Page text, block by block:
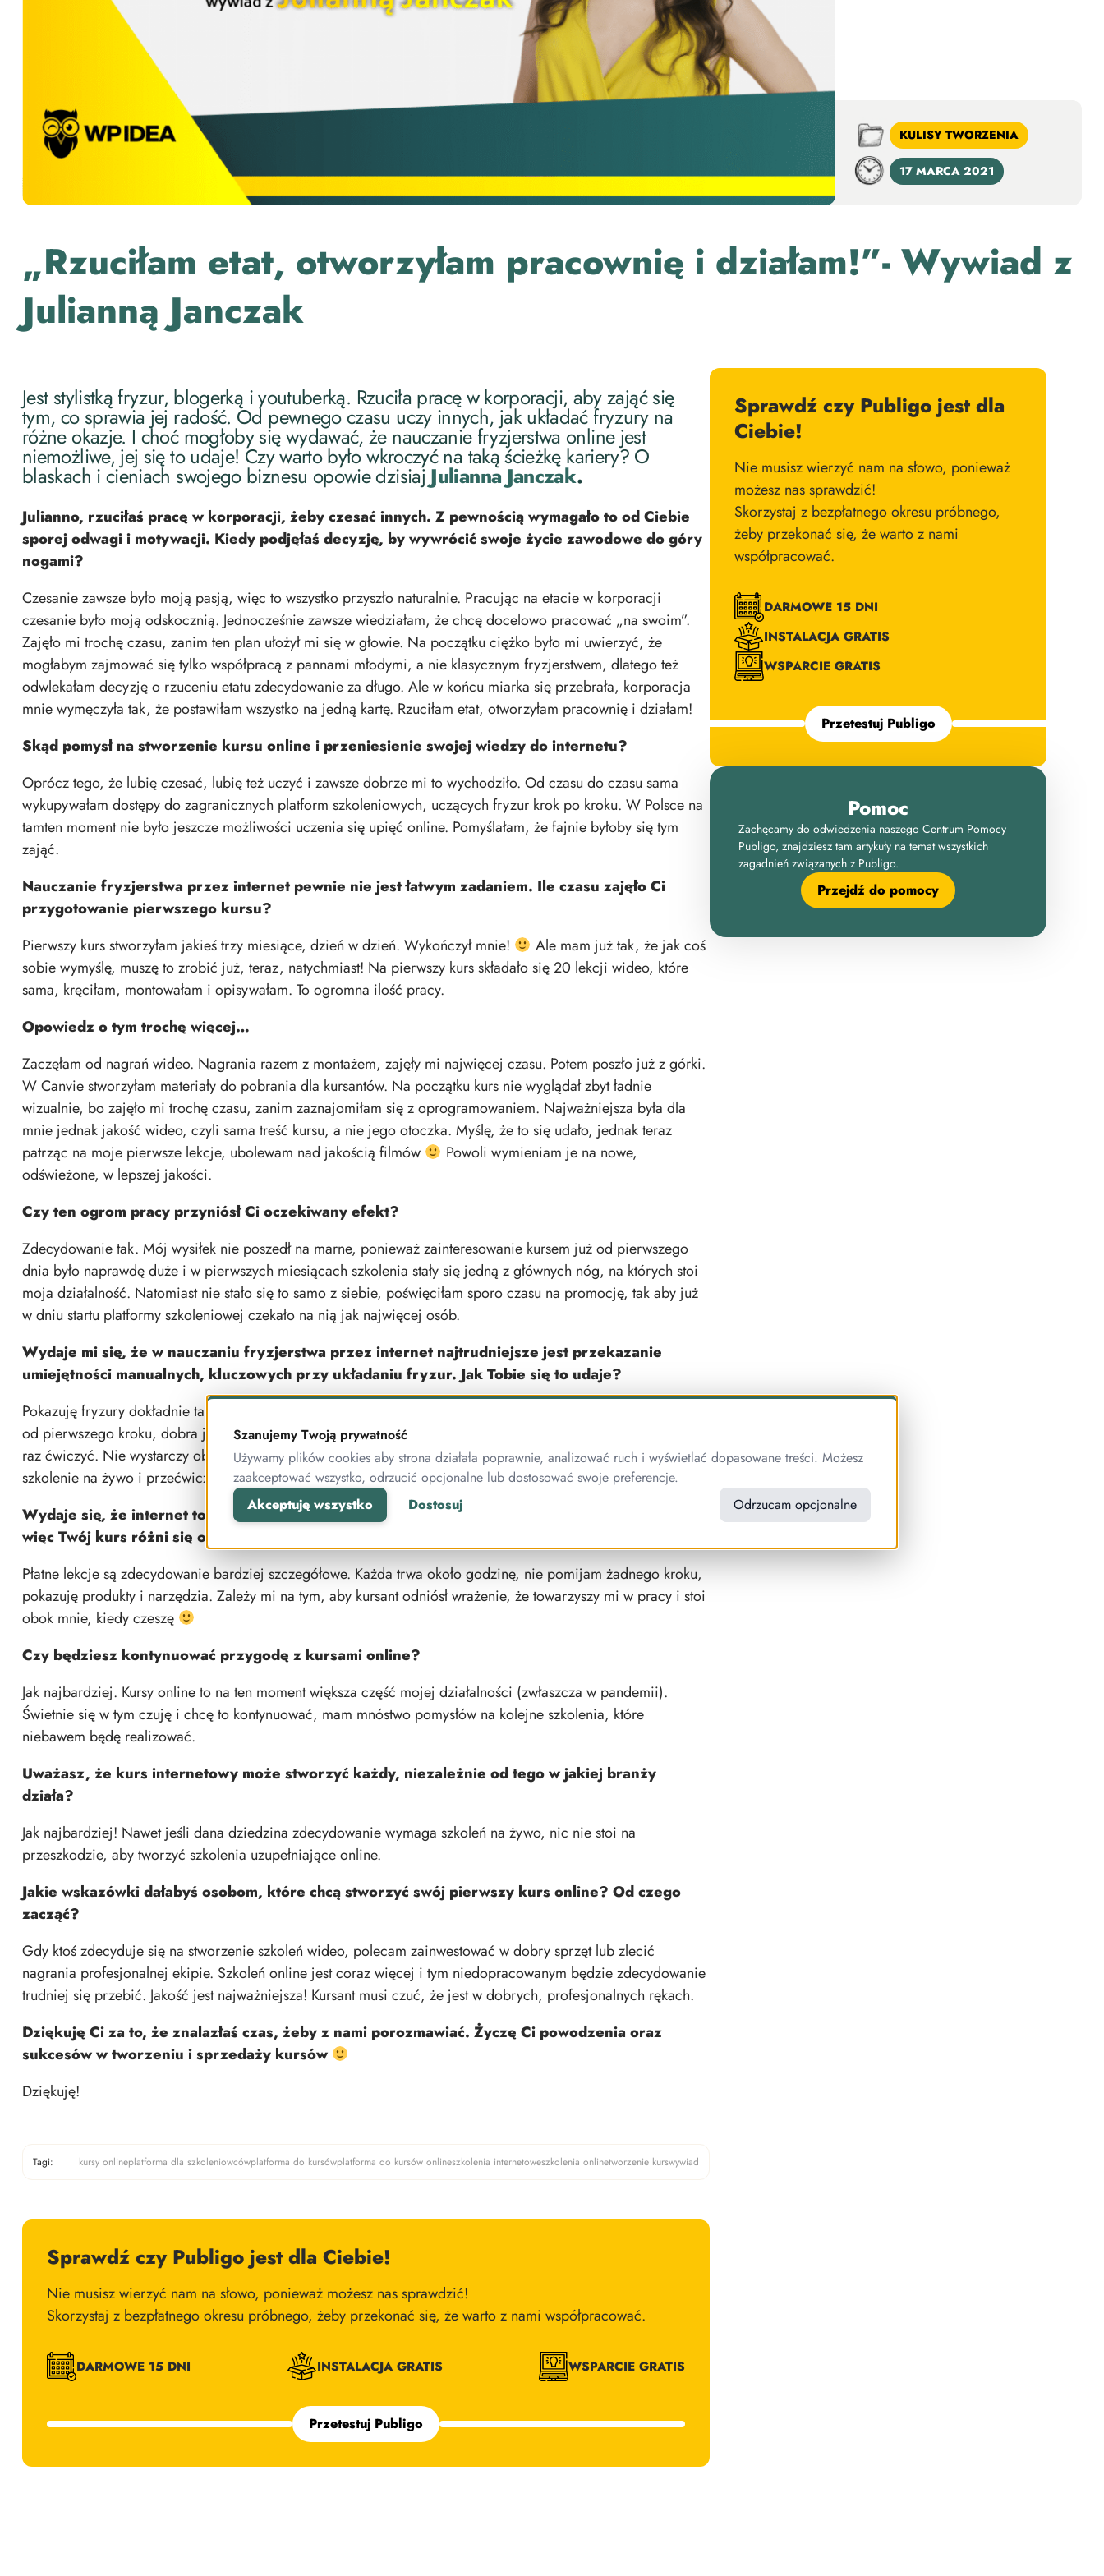
KULISY TWORZENIA
17 MARCA 2021
„Rzuciłam etat, otworzyłam pracownię i działam!”- Wywiad z
Julianną Janczak
Jest stylistką fryzur, blogerką i youtuberką. Rzuciła pracę w korporacji, aby zająć się
tym, co sprawia jej radość. Od pewnego czasu uczy innych, jak układać fryzury na
różne okazje. I choć mogłoby się wydawać, że nauczanie fryzjerstwa online jest
niemożliwe, jej się to udaje! Czy warto było wkroczyć na taką ścieżkę kariery? O
blaskach i cieniach swojego biznesu opowie dzisiajJulianna Janczak.
Julianno, rzuciłaś pracę w korporacji, żeby czesać innych. Z pewnością wymagało to od Ciebie
sporej odwagi i motywacji. Kiedy podjęłaś decyzję, by wywrócić swoje życie zawodowe do góry
nogami?
Czesanie zawsze było moją pasją, więc to wszystko przyszło naturalnie. Pracując na etacie w korporacji
czesanie było moją odskocznią. Jednocześnie zawsze wiedziałam, że chcę docelowo pracować „na swoim”.
Zajęło mi trochę czasu, zanim ten plan ułożył mi się w głowie. Na początku ciężko było mi uwierzyć, że
mogłabym zajmować się tylko współpracą z pannami młodymi, a nie klasycznym fryzjerstwem, dlatego też
odwlekałam decyzję o rzuceniu etatu zdecydowanie za długo. Ale w końcu miarka się przebrała, korporacja
mnie wymęczyła tak, że postawiłam wszystko na jedną kartę. Rzuciłam etat, otworzyłam pracownię i działam!
Skąd pomysł na stworzenie kursu online i przeniesienie swojej wiedzy do internetu?
Oprócz tego, że lubię czesać, lubię też uczyć i zawsze dobrze mi to wychodziło. Od czasu do czasu sama
wykupywałam dostępy do zagranicznych platform szkoleniowych, uczących fryzur krok po kroku. W Polsce na
tamten moment nie było jeszcze możliwości uczenia się upięć online. Pomyślałam, że fajnie byłoby się tym
zająć.
Nauczanie fryzjerstwa przez internet pewnie nie jest łatwym zadaniem. Ile czasu zajęło Ci
przygotowanie pierwszego kursu?
Pierwszy kurs stworzyłam jakieś trzy miesiące, dzień w dzień. Wykończył mnie!
Ale mam już tak, że jak coś
sobie wymyślę, muszę to zrobić już, teraz, natychmiast! Na pierwszy kurs składało się 20 lekcji wideo, które
sama, kręciłam, montowałam i opisywałam. To ogromna ilość pracy.
Opowiedz o tym trochę więcej…
Zaczęłam od nagrań wideo. Nagrania razem z montażem, zajęły mi najwięcej czasu. Potem poszło już z górki.
W Canvie stworzyłam materiały do pobrania dla kursantów. Na początku kurs nie wyglądał zbyt ładnie
wizualnie, bo zajęło mi trochę czasu, zanim zaznajomiłam się z oprogramowaniem. Najważniejsza była dla
mnie jednak jakość wideo, czyli sama treść kursu, a nie jego otoczka. Myślę, że to się udało, jednak teraz
patrząc na moje pierwsze lekcje, ubolewam nad jakością filmów
Powoli wymieniam je na nowe,
odświeżone, w lepszej jakości.
Czy ten ogrom pracy przyniósł Ci oczekiwany efekt?
Zdecydowanie tak. Mój wysiłek nie poszedł na marne, ponieważ zainteresowanie kursem już od pierwszego
dnia było naprawdę duże i w pierwszych miesiącach szkolenia stały się jedną z głównych nóg, na których stoi
moja działalność. Natomiast nie stało się to samo z siebie, poświęciłam sporo czasu na promocję, tak aby już
w dniu startu platformy szkoleniowej czekało na nią jak najwięcej osób.
Wydaje mi się, że w nauczaniu fryzjerstwa przez internet najtrudniejsze jest przekazanie
umiejętności manualnych, kluczowych przy układaniu fryzur. Jak Tobie się to udaje?
Pokazuję fryzury dokładnie tak, jak robiłabym to na szkoleniu na żywo. Bliskie kadry, szczegółowe tłumaczenie
od pierwszego kroku, dobra jakość video. Reszta leży po stronie kursanta – musi ćwiczyć, ćwiczyć i jeszcze
raz ćwiczyć. Nie wystarczy obejrzeć szkolenia, żeby nauczyć się fryzury, tak jak nie wystarczy pójść na
szkolenie na żywo i przećwiczyć na nim materiał tylko raz. To wymaga ciągłej pracy.
Wydaje się, że internet to miejsce, w którym można dostać mnóstwo darmowej wiedzy. Czym
więc Twój kurs różni się od tutoriali dostępnych w internecie?
Płatne lekcje są zdecydowanie bardziej szczegółowe. Każda trwa około godzinę, nie pomijam żadnego kroku,
pokazuję produkty i narzędzia. Zależy mi na tym, aby kursant odniósł wrażenie, że towarzyszy mi w pracy i stoi
obok mnie, kiedy czeszę
Czy będziesz kontynuować przygodę z kursami online?
Jak najbardziej. Kursy online to na ten moment większa część mojej działalności (zwłaszcza w pandemii).
Świetnie się w tym czuję i chcę to kontynuować, mam mnóstwo pomysłów na kolejne szkolenia, które
niebawem będę realizować.
Uważasz, że kurs internetowy może stworzyć każdy, niezależnie od tego w jakiej branży
działa?
Jak najbardziej! Nawet jeśli dana dziedzina zdecydowanie wymaga szkoleń na żywo, nic nie stoi na
przeszkodzie, aby tworzyć szkolenia uzupełniające online.
Jakie wskazówki dałabyś osobom, które chcą stworzyć swój pierwszy kurs online? Od czego
zacząć?
Gdy ktoś zdecyduje się na stworzenie szkoleń wideo, polecam zainwestować w dobry sprzęt lub zlecić
nagrania profesjonalnej ekipie. Szkoleń online jest coraz więcej i tym niedopracowanym będzie zdecydowanie
trudniej się przebić. Jakość jest najważniejsza! Kursant musi czuć, że jest w dobrych, profesjonalnych rękach.
Dziękuję Ci za to, że znalazłaś czas, żeby z nami porozmawiać. Życzę Ci powodzenia oraz
sukcesów w tworzeniu i sprzedaży kursów
Dziękuję!
Tagi: kursy onlineplatforma dla szkoleniowcówplatforma do kursówplatforma do kursów onlineszkolenia internetoweszkolenia onlinetworzenie kurswywiad
Sprawdź czy Publigo jest dla Ciebie!
Nie musisz wierzyć nam na słowo, ponieważ możesz nas sprawdzić!
Skorzystaj z bezpłatnego okresu próbnego, żeby przekonać się, że warto z nami współpracować.
DARMOWE 15 DNI INSTALACJA GRATIS WSPARCIE GRATIS
Przetestuj Publigo
Sprawdź czy Publigo jest dla
Ciebie!
Nie musisz wierzyć nam na słowo, ponieważ
możesz nas sprawdzić!
Skorzystaj z bezpłatnego okresu próbnego,
żeby przekonać się, że warto z nami
współpracować.
DARMOWE 15 DNI
INSTALACJA GRATIS
WSPARCIE GRATIS
Przetestuj Publigo
Pomoc
Zachęcamy do odwiedzenia naszego Centrum Pomocy
Publigo, znajdziesz tam artykuły na temat wszystkich
zagadnień związanych z Publigo.
Przejdź do pomocy
Szanujemy Twoją prywatność
Używamy plików cookies aby strona działała poprawnie, analizować ruch i wyświetlać dopasowane treści. Możesz
zaakceptować wszystko, odrzucić opcjonalne lub dostosować swoje preferencje.
Akceptuję wszystko
Dostosuj Odrzucam opcjonalne